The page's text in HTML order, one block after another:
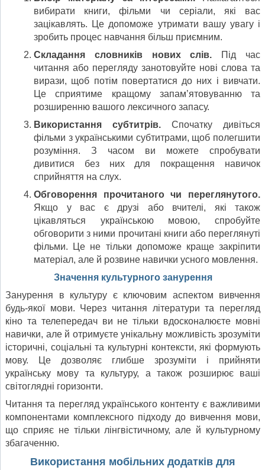
вибирати книги, фільми чи серіали, які вас
зацікавлять. Це допоможе утримати вашу увагу і
зробить процес навчання більш приємним.
Складання словників нових слів. Під час
читання або перегляду занотовуйте нові слова та
вирази, щоб потім повертатися до них і вивчати.
Це сприятиме кращому запам’ятовуванню та
розширенню вашого лексичного запасу.
Використання субтитрів. Спочатку дивіться
фільми з українськими субтитрами, щоб полегшити
розуміння. З часом ви можете спробувати
дивитися без них для покращення навичок
сприйняття на слух.
Обговорення прочитаного чи переглянутого.
Якщо у вас є друзі або вчителі, які також
цікавляться українською мовою, спробуйте
обговорити з ними прочитані книги або переглянуті
фільми. Це не тільки допоможе краще закріпити
матеріал, але й розвине навички усного мовлення.
Значення культурного занурення
Занурення в культуру є ключовим аспектом вивчення
будь-якої мови. Через читання літератури та перегляд
кіно та телепередач ви не тільки вдосконалюєте мовні
навички, але й отримуєте унікальну можливість зрозуміти
історичні, соціальні та культурні контексти, які формують
мову. Це дозволяє глибше зрозуміти і прийняти
українську мову та культуру, а також розширює ваші
світоглядні горизонти.
Читання та перегляд українського контенту є важливими
компонентами комплексного підходу до вивчення мови,
що сприяє не тільки лінгвістичному, але й культурному
збагаченню.
Використання мобільних додатків для